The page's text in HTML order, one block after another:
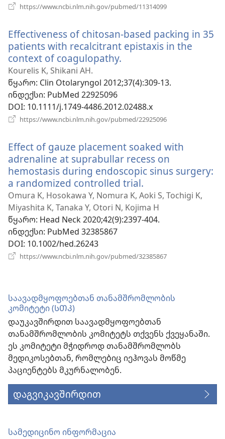
https://www.ncbi.nlm.nih.gov/pubmed/11314099
Effectiveness of chitosan-based packing in 35
patients with recalcitrant epistaxis in the
context of coagulopathy.
ფანჯარა)
Kourelis K, Shikani AH.
წყარო‎: Clin Otolaryngol 2012;37(4):309-13.
ინდექსი‎: PubMed 22925096
DOI‎: 10.1111/j.1749-4486.2012.02488.x
https://www.ncbi.nlm.nih.gov/pubmed/22925096
Effect of gauze placement soaked with
adrenaline at suprabullar recess on
hemostasis during endoscopic sinus surgery:
a randomized controlled trial.
ახალი
ფანჯარა)
Omura K, Hosokawa Y, Nomura K, Aoki S, Tochigi K,
Miyashita K, Tanaka Y, Otori N, Kojima H
წყარო‎: Head Neck 2020;42(9):2397-404.
ინდექსი‎: PubMed 32385867
DOI‎: 10.1002/hed.26243
https://www.ncbi.nlm.nih.gov/pubmed/32385867
საავადმყოფოებთან თანამშრომლობის
კომიტეტი (ᲡᲗᲙ)
დაუკავშირდით საავადმყოფოებთან
თანამშრომლობის კომიტეტს თქვენს ქვეყანაში.
ეს კომიტეტი მჭიდროდ თანამშრომლობს
მედიკოსებთან, რომლებიც იეჰოვას მოწმე
პაციენტებს მკურნალობენ.
დაგვიკავშირდით
სამედიცინო ინფორმაცია